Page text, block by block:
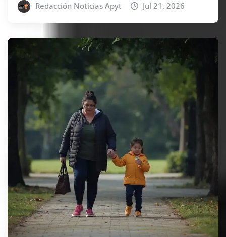
Redacción Noticias Apyt Jul 21, 2026